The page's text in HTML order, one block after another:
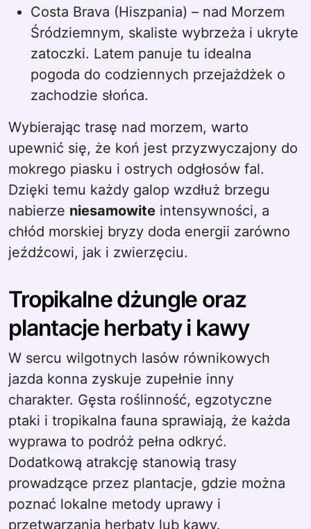
Costa Brava (Hiszpania) – nad Morzem
Śródziemnym, skaliste wybrzeża i ukryte
zatoczki. Latem panuje tu idealna
pogoda do codziennych przejażdżek o
zachodzie słońca.
Wybierając trasę nad morzem, warto
upewnić się, że koń jest przyzwyczajony do
mokrego piasku i ostrych odgłosów fal.
Dzięki temu każdy galop wzdłuż brzegu
nabierze niesamowite intensywności, a
chłód morskiej bryzy doda energii zarówno
jeźdźcowi, jak i zwierzęciu.
Tropikalne dżungle oraz
plantacje herbaty i kawy
W sercu wilgotnych lasów równikowych
jazda konna zyskuje zupełnie inny
charakter. Gęsta roślinność, egzotyczne
ptaki i tropikalna fauna sprawiają, że każda
wyprawa to podróż pełna odkryć.
Dodatkową atrakcję stanowią trasy
prowadzące przez plantacje, gdzie można
poznać lokalne metody uprawy i
przetwarzania herbaty lub kawy.